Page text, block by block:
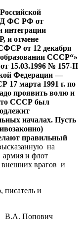
ФС РФ от
интеграции
и отмене
от 12 декабря
образовании СССР“»
15.03.1996 № 157-II
Федерации —
17 марта 1991 г. по
проявить волю и
СССР был
началах. Пусть
правильный
на
армия и флот
внешних врагов и
и